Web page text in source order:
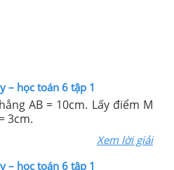
– học toán 6 tập 1
AB = 10cm. Lấy điểm M
3cm.
Xem lời giải
– học toán 6 tập 1